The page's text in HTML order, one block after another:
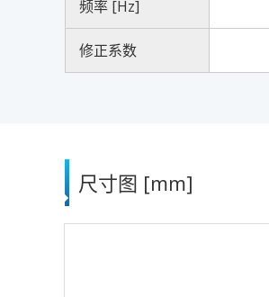
频率 [Hz]
修正系数
尺寸图 [mm]